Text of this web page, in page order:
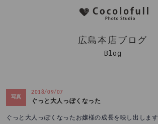
広島本店ブログ
Blog
写真
2018/09/07
ぐっと大人っぽくなった
ぐっと大人っぽくなったお嬢様の成長を映し出します